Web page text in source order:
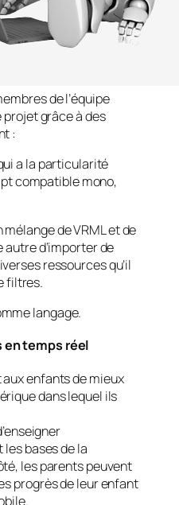
de l’équipe
projet grâce à des
:
a la particularité
compatible mono,
de VRML et de
d’importer de
ressources qu’il
filtres.
langage.
en temps réel
enfants de mieux
dans lequel ils
les bases de la
les parents peuvent
progrès de leur enfant